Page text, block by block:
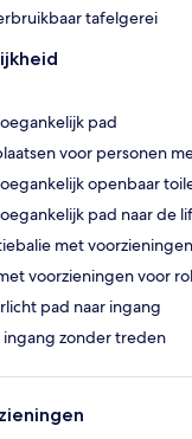
tafelgerei
pad
voor personen
openbaar
pad naar de
met
voorzieningen voor
pad naar ingang
ingang zonder treden